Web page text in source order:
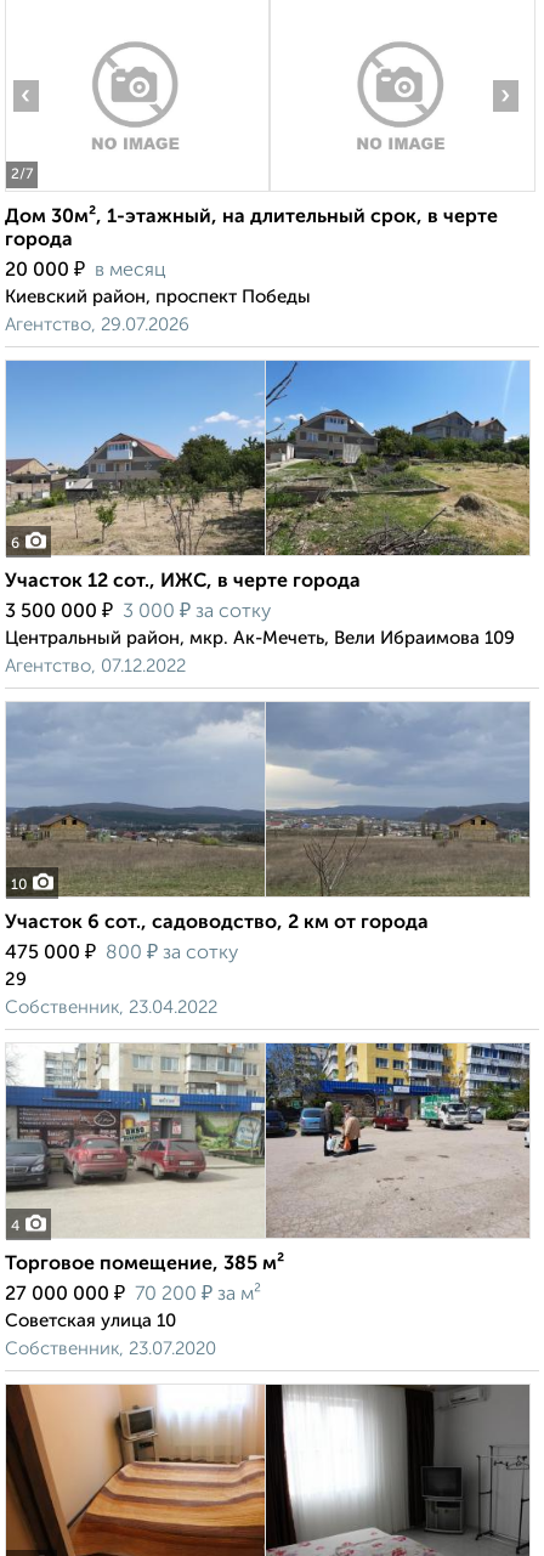
2/7
‹ ›
Дом 30м², 1-этажный, на длительный срок, в черте
города
20 000 ₽ в месяц
Киевский район, проспект Победы
Агентство, 29.07.2026
6
Участок 12 сот., ИЖС, в черте города
3 500 000 ₽ 3 000 ₽ за сотку
Центральный район, мкр. Ак-Мечеть, Вели Ибраимова 109
Агентство, 07.12.2022
10
Участок 6 сот., садоводство, 2 км от города
475 000 ₽ 800 ₽ за сотку
29
Собственник, 23.04.2022
4
Торговое помещение, 385 м²
27 000 000 ₽ 70 200 ₽ за м²
Советская улица 10
Собственник, 23.07.2020